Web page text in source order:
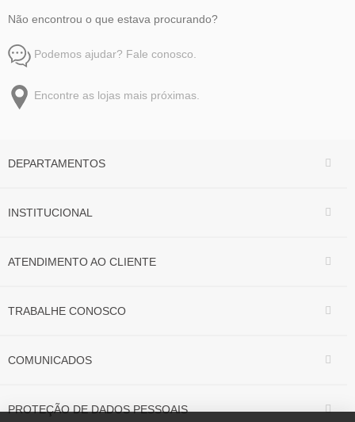
Não encontrou o que estava procurando?
Podemos ajudar? Fale conosco.
Encontre as lojas mais próximas.
DEPARTAMENTOS
INSTITUCIONAL
ATENDIMENTO AO CLIENTE
TRABALHE CONOSCO
COMUNICADOS
PROTEÇÃO DE DADOS PESSOAIS